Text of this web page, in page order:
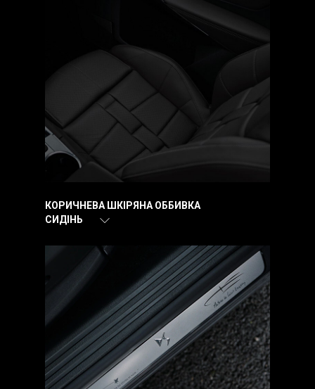
КОРИЧНЕВА ШКІРЯНА ОББИВКА
СИДІНЬ